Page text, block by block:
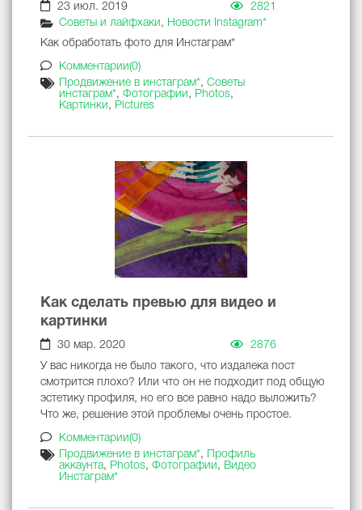
23 июл. 2019
2821
Советы и лайфхаки, Новости Instagram*
Как обработать фото для Инстаграм*
Комментарии(0)
Продвижение в инстаграм*, Советы
инстаграм*, Фотографии, Photos,
Картинки, Pictures
Как сделать превью для видео и
картинки
30 мар. 2020
2876
У вас никогда не было такого, что издалека пост
смотрится плохо? Или что он не подходит под общую
эстетику профиля, но его все равно надо выложить?
Что же, решение этой проблемы очень простое.
Комментарии(0)
Продвижение в инстаграм*,
Профиль
аккаунта, Photos, Фотографии, Видео
Инстаграм*